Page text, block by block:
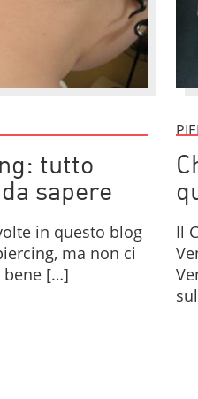
tutto
sapere
in questo blog
ma non ci
bene […]
Il